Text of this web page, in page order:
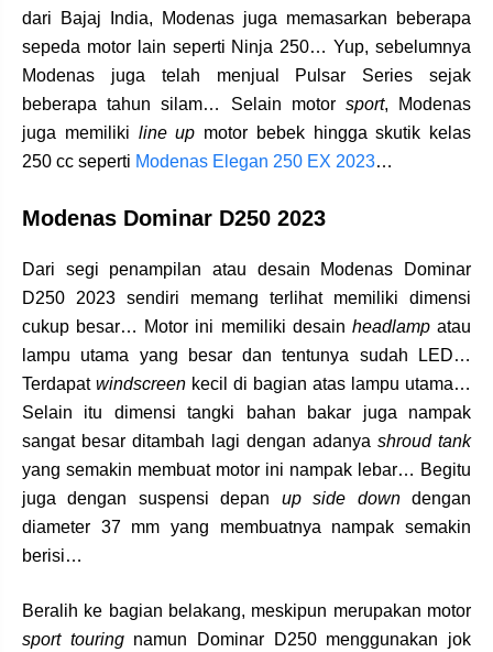
dari Bajaj India, Modenas juga memasarkan beberapa
sepeda motor lain seperti Ninja 250… Yup, sebelumnya
Modenas juga telah menjual Pulsar Series sejak
beberapa tahun silam… Selain motor sport, Modenas
juga memiliki line up motor bebek hingga skutik kelas
250 cc seperti Modenas Elegan 250 EX 2023…
Modenas Dominar D250 2023
Dari segi penampilan atau desain Modenas Dominar
D250 2023 sendiri memang terlihat memiliki dimensi
cukup besar… Motor ini memiliki desain headlampatau
lampu utama yang besar dan tentunya sudah LED…
Terdapat windscreen kecil di bagian atas lampu utama…
Selain itu dimensi tangki bahan bakar juga nampak
sangat besar ditambah lagi dengan adanya shroud tank
yang semakin membuat motor ini nampak lebar… Begitu
juga dengan suspensi depan up side downdengan
diameter 37 mm yang membuatnya nampak semakin
berisi…
Beralih ke bagian belakang, meskipun merupakan motor
sport touringnamun Dominar D250 menggunakan jok